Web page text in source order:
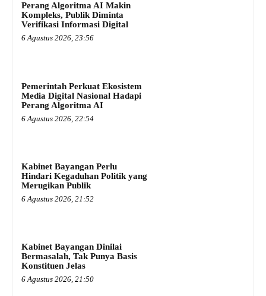
Perang Algoritma AI Makin
Kompleks, Publik Diminta
Verifikasi Informasi Digital
6 Agustus 2026, 23:56
Pemerintah Perkuat Ekosistem
Media Digital Nasional Hadapi
Perang Algoritma AI
6 Agustus 2026, 22:54
Kabinet Bayangan Perlu
Hindari Kegaduhan Politik yang
Merugikan Publik
6 Agustus 2026, 21:52
Kabinet Bayangan Dinilai
Bermasalah, Tak Punya Basis
Konstituen Jelas
6 Agustus 2026, 21:50